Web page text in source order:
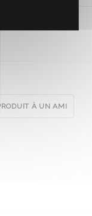
À UN AMI